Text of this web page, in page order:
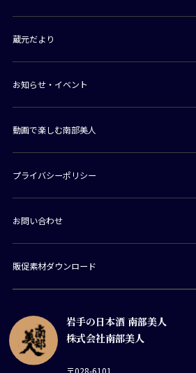
岩手の日本酒 南部美人
株式会社南部美人
〒028-6101
蔵元だより
お知らせ・イベント
動画で楽しむ南部美人
プライバシーポリシー
お問い合わせ
販促素材ダウンロード